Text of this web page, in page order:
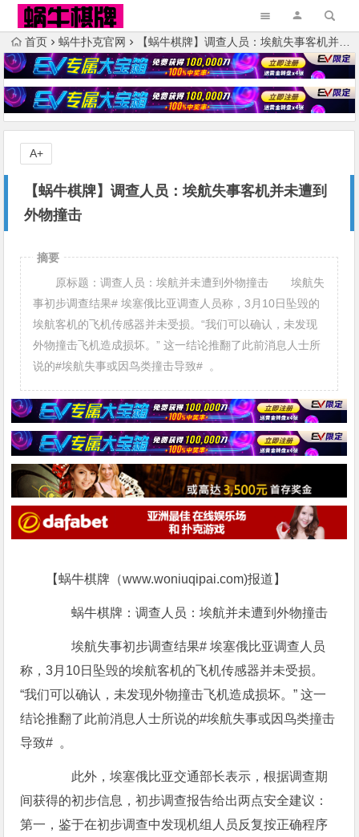
首页 蜗牛扑克官网 【蜗牛棋牌】调查人员：埃航失事客机并未遭到外物撞击
【蜗牛棋牌】调查人员：埃航失事客机并未遭到
外物撞击
A+
摘要
原标题：调查人员：埃航并未遭到外物撞击 埃航失
事初步调查结果# 埃塞俄比亚调查人员称，3月10日坠毁的
埃航客机的飞机传感器并未受损。“我们可以确认，未发现
外物撞击飞机造成损坏。” 这一结论推翻了此前消息人士所
说的#埃航失事或因鸟类撞击导致# 。
【蜗牛棋牌（www.woniuqipai.com)报道】
蜗牛棋牌：调查人员：埃航并未遭到外物撞击
埃航失事初步调查结果# 埃塞俄比亚调查人员
称，3月10日坠毁的埃航客机的飞机传感器并未受损。
“我们可以确认，未发现外物撞击飞机造成损坏。” 这一
结论推翻了此前消息人士所说的#埃航失事或因鸟类撞击
导致# 。
此外，埃塞俄比亚交通部长表示，根据调查期
间获得的初步信息，初步调查报告给出两点安全建议：
第一，鉴于在初步调查中发现机组人员反复按正确程序